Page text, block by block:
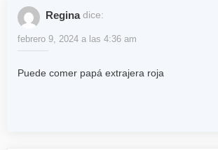
Regina dice:
febrero 9, 2024 a las 4:36 am
Puede comer papá extrajera roja